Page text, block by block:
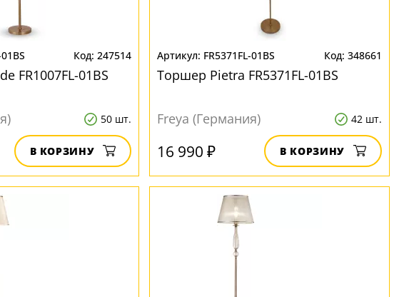
247514
FR1007FL-01BS
50 шт.
В КОРЗИНУ
FR5371FL-01BS 348661
Торшер Pietra FR5371FL-01BS
Freya (Германия) 42 шт.
16 990 ₽ В КОРЗИНУ